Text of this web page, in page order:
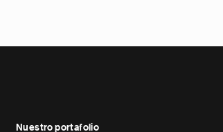
Nuestro portafolio